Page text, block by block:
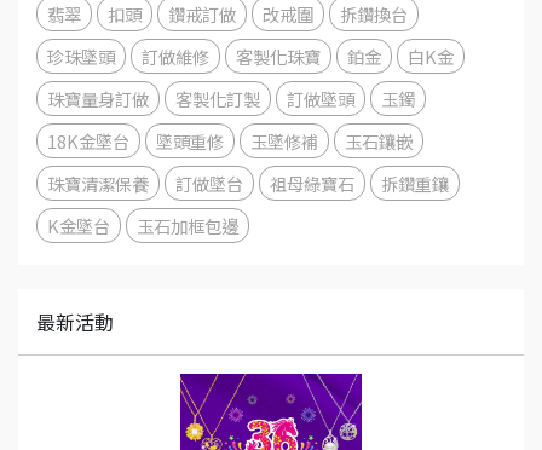
翡翠
扣頭 鑽戒訂做 改戒圍
拆鑽換台
珍珠墜頭
訂做維修 客製化珠寶 鉑金
白K金
珠寶量身訂做
客製化訂製 訂做墜頭
玉鐲
18K金墜台
墜頭重修 玉墜修補
玉石鑲嵌
珠寶清潔保養
訂做墜台 祖母綠寶石
拆鑽重鑲
K金墜台
玉石加框包邊
最新活動